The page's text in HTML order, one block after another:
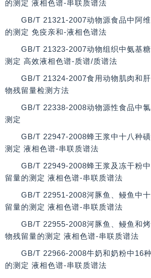
的测定 液相色谱-串联质谱法
GB/T 21321-2007动物源食品中阿维
的测定 免疫亲和-液相色谱法
GB/T 21323-2007动物组织中氨基糖
测定 高效液相色谱-质谱/质谱法
GB/T 21324-2007食用动物肌肉和肝
物残留量检测方法
GB/T 22338-2008动物源性食品中氯
测定
GB/T 22947-2008蜂王浆中十八种磺
测定 液相色谱-串联质谱法
GB/T 22949-2008蜂王浆及冻干粉中
留量的测定 液相色谱-串联质谱法
GB/T 22951-2008河豚鱼、鳗鱼中十
留量的测定 液相色谱-串联质谱法
GB/T 22955-2008河豚鱼、鳗鱼和烤
物残留量的测定 液相色谱-串联质谱法
GB/T 22966-2008牛奶和奶粉中16种
的测定 液相色谱-串联质谱法